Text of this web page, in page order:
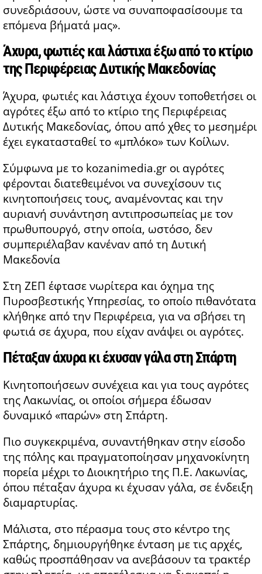
συνεδριάσουν, ώστε να συναποφασίσουμε τα
επόμενα βήματά μας».
Άχυρα, φωτιές και λάστιχα έξω από το κτίριο
της Περιφέρειας Δυτικής Μακεδονίας
Άχυρα, φωτιές και λάστιχα έχουν τοποθετήσει οι
αγρότες έξω από το κτίριο της Περιφέρειας
Δυτικής Μακεδονίας, όπου από χθες το μεσημέρι
έχει εγκατασταθεί το «μπλόκο» των Κοίλων.
Σύμφωνα με το kozanimedia.gr οι αγρότες
φέρονται διατεθειμένοι να συνεχίσουν τις
κινητοποιήσεις τους, αναμένοντας και την
αυριανή συνάντηση αντιπροσωπείας με τον
πρωθυπουργό, στην οποία, ωστόσο, δεν
συμπεριέλαβαν κανέναν από τη Δυτική
Μακεδονία
Στη ΖΕΠ έφτασε νωρίτερα και όχημα της
Πυροσβεστικής Υπηρεσίας, το οποίο πιθανότατα
κλήθηκε από την Περιφέρεια, για να σβήσει τη
φωτιά σε άχυρα, που είχαν ανάψει οι αγρότες.
Πέταξαν άχυρα κι έχυσαν γάλα στη Σπάρτη
Κινητοποιήσεων συνέχεια και για τους αγρότες
της Λακωνίας, οι οποίοι σήμερα έδωσαν
δυναμικό «παρών» στη Σπάρτη.
Πιο συγκεκριμένα, συναντήθηκαν στην είσοδο
της πόλης και πραγματοποίησαν μηχανοκίνητη
πορεία μέχρι το Διοικητήριο της Π.Ε. Λακωνίας,
όπου πέταξαν άχυρα κι έχυσαν γάλα, σε ένδειξη
διαμαρτυρίας.
Μάλιστα, στο πέρασμα τους στο κέντρο της
Σπάρτης, δημιουργήθηκε ένταση με τις αρχές,
καθώς προσπάθησαν να ανεβάσουν τα τρακτέρ